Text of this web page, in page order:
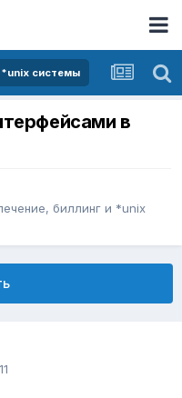
*unix системы
в
биллинг и *unix